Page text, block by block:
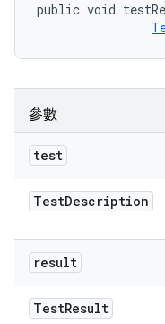
public void
參數
test
TestDescription
result
TestResult